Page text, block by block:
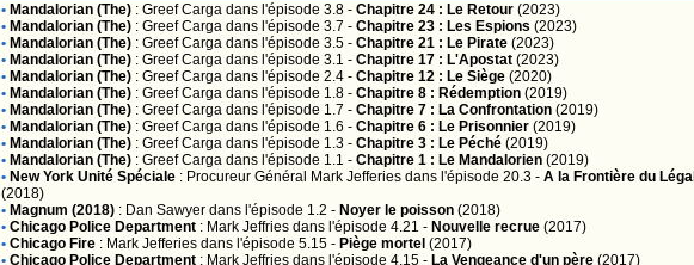
• Mandalorian (The) : Greef Carga dans l'épisode 3.8 - Chapitre 24 : Le Retour (2023)
• Mandalorian (The) : Greef Carga dans l'épisode 3.7 - Chapitre 23 : Les Espions (2023)
• Mandalorian (The) : Greef Carga dans l'épisode 3.5 - Chapitre 21 : Le Pirate (2023)
• Mandalorian (The) : Greef Carga dans l'épisode 3.1 - Chapitre 17 : L'Apostat (2023)
• Mandalorian (The) : Greef Carga dans l'épisode 2.4 - Chapitre 12 : Le Siège (2020)
• Mandalorian (The) : Greef Carga dans l'épisode 1.8 - Chapitre 8 : Rédemption (2019)
• Mandalorian (The) : Greef Carga dans l'épisode 1.7 - Chapitre 7 : La Confrontation (2019)
• Mandalorian (The) : Greef Carga dans l'épisode 1.6 - Chapitre 6 : Le Prisonnier (2019)
• Mandalorian (The) : Greef Carga dans l'épisode 1.3 - Chapitre 3 : Le Péché (2019)
• Mandalorian (The) : Greef Carga dans l'épisode 1.1 - Chapitre 1 : Le Mandalorien (2019)
• New York Unité Spéciale : Procureur Général Mark Jefferies dans l'épisode 20.3 - A la Frontière du Légal
(2018)
• Magnum (2018) : Dan Sawyer dans l'épisode 1.2 - Noyer le poisson (2018)
• Chicago Police Department : Mark Jeffries dans l'épisode 4.21 - Nouvelle recrue (2017)
• Chicago Fire : Mark Jefferies dans l'épisode 5.15 - Piège mortel (2017)
• Chicago Police Department : Mark Jeffries dans l'épisode 4.15 - La Vengeance d'un père (2017)